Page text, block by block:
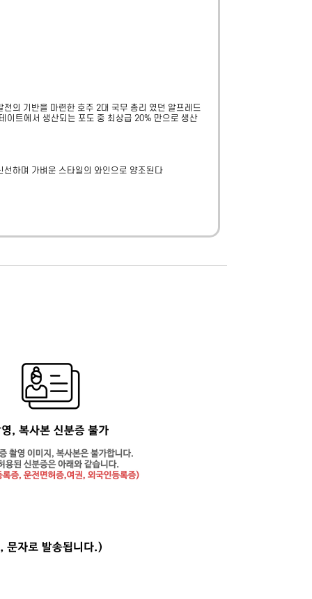
의 기반을 마련한 호주 2대 국무 총리 였던 알프레드
이트에서 생산되는 포도 중 최상급 20% 만으로 생산
하며 가벼운 스타일의 와인으로 양조된다